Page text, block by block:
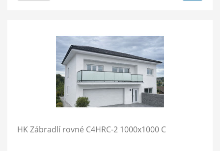
HK Zábradlí rovné C4HRC-2 1000x1000 C